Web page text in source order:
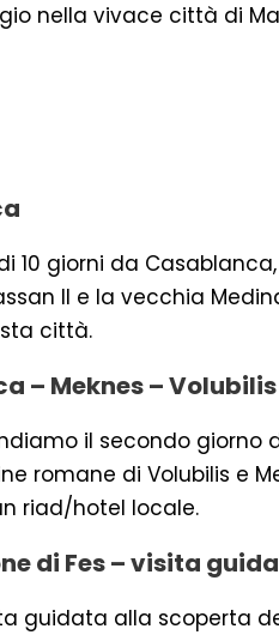
nella vivace città di
10 giorni da
ll e la vecchia
città.
– Meknes – Volubilis
il secondo giorno
romane di Volubilis e
riad/hotel locale.
di Fes – visita
guidata alla scoperta